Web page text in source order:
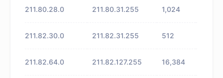
211.80.28.0 211.80.31.255 1,024
211.82.30.0 211.82.31.255 512
211.82.64.0 211.82.127.255 16,384